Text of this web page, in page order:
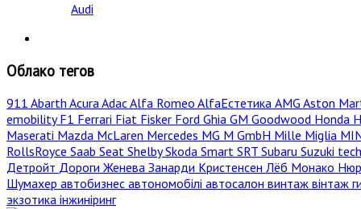
Audi
Облако тегов
911 Abarth AcuraAdacAlfa Romeo AlfaЕстетика AMG Aston
emobilityF1 Ferrari Fiat Fisker Ford Ghia GM Goodwood Honda
Maserati Mazda McLaren Mercedes MG M GmbH Mille Miglia
RollsRoyce Saab Seat ShelbySkoda Smart SRT Subaru Suzuki
Детройт Дороги Женева Занарди Кристенсен Лёб Монако
Шумахер автобизнес автономобілі автосалон винтаж вінтаж
экзотика інжиніринг